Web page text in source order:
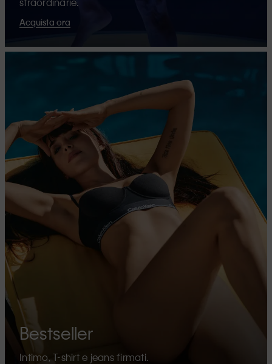
Acquista ora
Bestseller
Intimo, T-shirt e jeans firmati.